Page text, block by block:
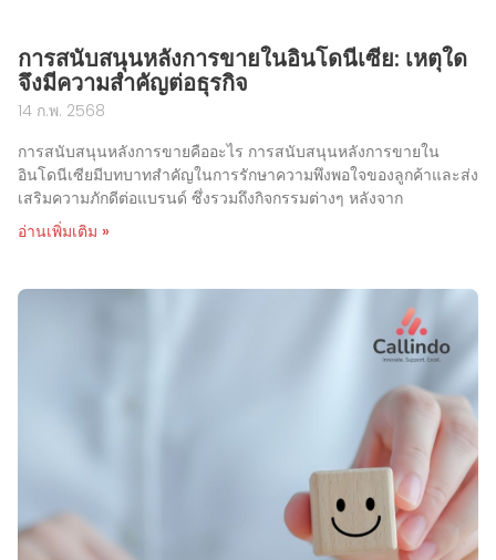
การสนับสนุนหลังการขายในอินโดนีเซีย: เหตุใด
จึงมีความสำคัญต่อธุรกิจ
14 ก.พ. 2568
การสนับสนุนหลังการขายคืออะไร การสนับสนุนหลังการขายใน
อินโดนีเซียมีบทบาทสำคัญในการรักษาความพึงพอใจของลูกค้าและส่ง
เสริมความภักดีต่อแบรนด์ ซึ่งรวมถึงกิจกรรมต่างๆ หลังจาก
อ่านเพิ่มเติม »